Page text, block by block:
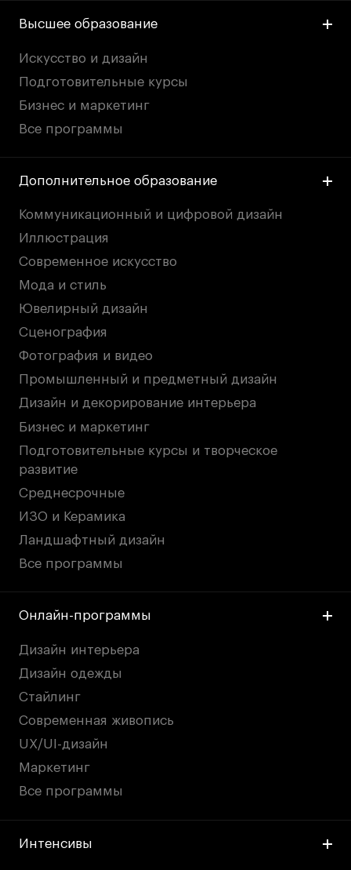
Fashion Summer
Проект с Microsoft
Подобрать программу
Получить сертификат
Дни открытых
дверей
Дни открытых
дверей
События
События
Истории успеха
Истории успеха
Работы студентов
Работы студентов
Адрес на карте
Адрес на карте
Universal University
Universal University
EN
EN
Политика конфиденциальности
Кредит на образование с господдержкой
Лицензия на осуществление образовательной
деятельности АНО ВО «Универсальный
Университет»
Высшее образование
Искусство и дизайн
Подготовительные курсы
Бизнес и маркетинг
Все программы
Дополнительное образование
Коммуникационный и цифровой дизайн
Иллюстрация
Современное искусство
Мода и стиль
Ювелирный дизайн
Сценография
Фотография и видео
Промышленный и предметный дизайн
Дизайн и декорирование интерьера
Бизнес и маркетинг
Подготовительные курсы и творческое
развитие
Среднесрочные
ИЗО и Керамика
Ландшафтный дизайн
Все программы
Онлайн-программы
Дизайн интерьера
Дизайн одежды
Стайлинг
Современная живопись
UX/UI-дизайн
Маркетинг
Все программы
Интенсивы